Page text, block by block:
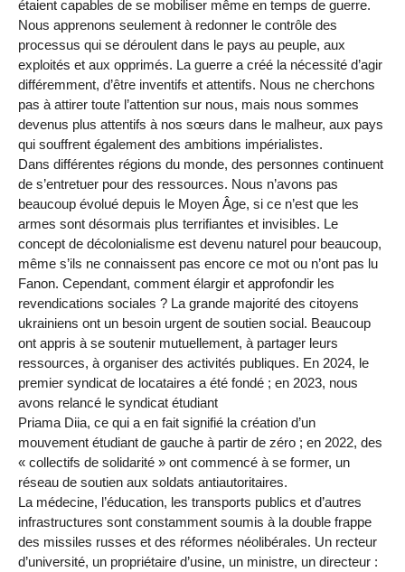
étaient capables de se mobiliser même en temps de guerre.
Nous apprenons seulement à redonner le contrôle des
processus qui se déroulent dans le pays au peuple, aux
exploités et aux opprimés. La guerre a créé la nécessité d’agir
différemment, d’être inventifs et attentifs. Nous ne cherchons
pas à attirer toute l’attention sur nous, mais nous sommes
devenus plus attentifs à nos sœurs dans le malheur, aux pays
qui souffrent également des ambitions impérialistes.
Dans différentes régions du monde, des personnes continuent
de s’entretuer pour des ressources. Nous n’avons pas
beaucoup évolué depuis le Moyen Âge, si ce n’est que les
armes sont désormais plus terrifiantes et invisibles. Le
concept de décolonialisme est devenu naturel pour beaucoup,
même s’ils ne connaissent pas encore ce mot ou n’ont pas lu
Fanon. Cependant, comment élargir et approfondir les
revendications sociales ? La grande majorité des citoyens
ukrainiens ont un besoin urgent de soutien social. Beaucoup
ont appris à se soutenir mutuellement, à partager leurs
ressources, à organiser des activités publiques. En 2024, le
premier syndicat de locataires a été fondé ; en 2023, nous
avons relancé le syndicat étudiant
Priama Diia, ce qui a en fait signifié la création d’un
mouvement étudiant de gauche à partir de zéro ; en 2022, des
« collectifs de solidarité » ont commencé à se former, un
réseau de soutien aux soldats antiautoritaires.
La médecine, l’éducation, les transports publics et d’autres
infrastructures sont constamment soumis à la double frappe
des missiles russes et des réformes néolibérales. Un recteur
d’université, un propriétaire d’usine, un ministre, un directeur :